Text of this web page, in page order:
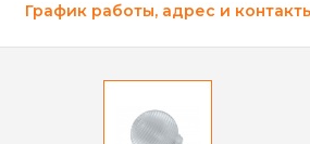
График работы, адрес и